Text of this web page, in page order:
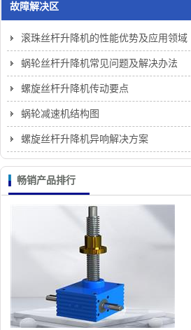
故障解决区
滚珠丝杆升降机的性能优势及应用领域
蜗轮丝杆升降机常见问题及解决办法
螺旋丝杆升降机传动要点
蜗轮减速机结构图
螺旋丝杆升降机异响解决方案
畅销产品排行